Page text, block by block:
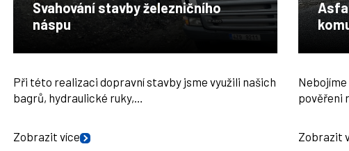
Svahování stavby železničního
náspu
Při této realizaci dopravní stavby jsme využili našich
bagrů, hydraulické ruky,…
Zobrazit více
pověřeni
Zobrazit